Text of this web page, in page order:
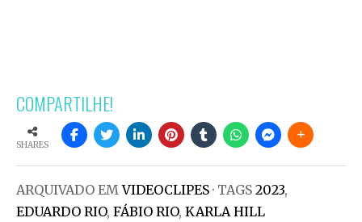
COMPARTILHE!
SHARES
ARQUIVADO EMVIDEOCLIPES · TAGS 2023,
EDUARDO RIO, FÁBIO RIO, KARLA HILL